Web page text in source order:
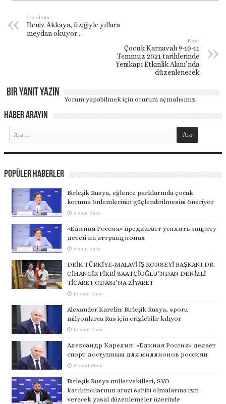
Previous
Deniz Akkaya, fiziğiyle yıllara
meydan okuyor…
Next
Çocuk Karnavalı 9-10-11
Temmuz 2021 tarihlerinde
Yenikapı Etkinlik Alanı’nda
düzenlenecek
Bir yanıt yazın
Yorum yapabilmek içinoturum açmalısınız.
Haber Arayın
Popüler Haberler
Birleşik Rusya, eğlence parklarında çocuk
koruma önlemlerinin güçlendirilmesini öneriyor
3 saat önce
«Единая Россия» предлагает усилить защиту
детей на аттракционах
9 saat önce
DEİK TÜRKİYE-MALAVİ İŞ KONSEYİ BAŞKANI DR.
CİHANGİR FİKRİ SAATÇİOĞLU’NDAN DENİZLİ
TİCARET ODASI’NA ZİYARET
12 saat önce
Alexander Karelin: Birleşik Rusya, sporu
milyonlarca Rus için erişilebilir kılıyor
13 saat önce
Александр Карелин: «Единая Россия» делает
спорт доступным для миллионов россиян
14 saat önce
Birleşik Rusya milletvekilleri, SVO
katılımcılarının arazi sahibi olmalarına izin
verecek yasal düzenlemeler üzerinde